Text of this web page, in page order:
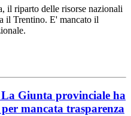
il riparto delle risorse nazionali
il Trentino. E' mancato il
Giunta provinciale ha
mancata trasparenza